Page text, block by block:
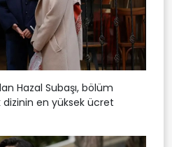
Hazal Subaşı, bölüm
dizinin en yüksek ücret